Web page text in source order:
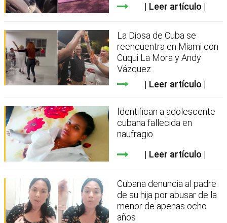
Leer artículo
La Diosa de Cuba se
reencuentra en Miami con
Cuqui La Mora y Andy
Vázquez
Leer artículo
Identifican a adolescente
cubana fallecida en
naufragio
Leer artículo
Cubana denuncia al padre
de su hija por abusar de la
menor de apenas ocho
años